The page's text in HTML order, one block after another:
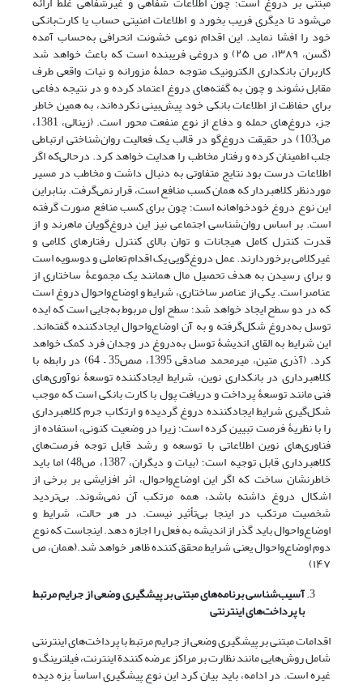
می‌شود تا دیگری فریب بخورد و اطلاعات امنیتی‌ حساب یا کارت‌بانکی
خود را افشا نماید. این اقدام نوعی خشونت انحرافی به‌حساب‌ آمده
(گسن، ١٣٨٩، ص ٢۵) و دروغی فریبنده است که باعث خواهد شد
کاربران بانکداری الکترونیک متوجه حملۀ مزورانه و نیات واقعی طرف
مقابل نشوند و چون به گفته‌های دروغ اعتماد کرده و در نتیجه دفاعی
برای حفاظت‌ از اطلاعات بانکی خود پیش‌بینی نکرده‌اند، به همین خاطر
جزء دروغ‌های حمله و دفاع از نوع منفعت محور است. (زینالی، 1381،
ص103) در حقیقت دروغ‌گو در قالب یک فعالیت روان‌شناختی‌ ارتباطی‌
جلب اطمینان کرده و رفتار مخاطب را هدایت خواهد کرد. درحالی‌که اگر
اطلاعات درست بود نتایج متفاوتی به دنبال داشت و مخاطب در مسیر
موردنظر کلاهبردار که همان کسب‌ منافع‌ است، قرار نمی‌گرفت. بنابراین
این نوع دروغ خودخواهانه است؛ چون برای کسب منافع صورت گرفته
است. بر اساس روان‌شناسی اجتماعی نیز این دروغ‌گویان ماهرند و از
قدرت‌ کنترل‌ کامل هیجانات و توان بالای کنترل رفتارهای کلامی و
غیرکلامی برخوردارند. عمل دروغ‌گویی یک اقدام تعاملی و دوسویه است
و برای رسیدن به هدف تحصیل مال همانند یک مجموعۀ ساختاری از‌
عناصر‌ است‌. یکی از عناصر ساختاری، شرایط‌ و اوضاع‌واحوال‌ دروغ است
که در دو سطح ایجاد خواهد شد؛ سطح اول مربوط به‌جایی است که ایده
توسل به‌دروغ شکل‌گرفته‌ و به‌ آن اوضاع‌واحوال ایجادکننده گفته‌اند.
این شرایط‌ به‌ القای اندیشۀ توسل به‌دروغ در وجدان فرد کمک خواهد
کرد. (آذری متین، میرمحمد صادقی 1395، صص35 – 64) در رابطه با
کلاهبرداری در بانکداری نوین، شرایط‌ ایجادکننده‌ توسعۀ‌ نوآوری‌های
فنی مانند توسعۀ پرداخت و دریافت پول با کارت‌ بانکی است که موجب
شکل‌گیری شرایط ایجادکننده دروغ گردیده و ارتکاب جرم کلاهبرداری
را با نظریۀ فرصت تبیین‌ کرده‌ است‌؛ زیرا در وضعیت کنونی، استفاده از
فناوری‌های نوین اطلاعاتی با‌ توسعه‌ و رشد قابل توجه فرصت‌های
کلاهبرداری قابل توجیه است؛ (بیات و دیگران، 1387، ص48) اما باید
خاطرنشان ساخت که اگر این‌ اوضاع‌واحوال‌، اثر افزایشی بر برخی از
اشکال دروغ داشته باشد، همه مرتکب آن‌ نمی‌شوند‌. بی‌تردید
شخصیت مرتکب در اینجا بی‌تأثیر نیست. در هر حالت، شرایط و
اوضاع‌واحوال‌ باید‌ گذر از اندیشه به فعل را اجازه دهد. اینجاست که نوع
دوم اوضاع‌واحوال‌ یعنی‌ شرایط محقق کننده ظاهر خواهد شد.(همان، ص
١۴٧)
آسیب‌شناسی برنامه‌های‌ مبتنی‌ بر‌ پیشگیری وضعی از جرایم مرتبط
با پرداخت‌های اینترنتی
اقدامات مبتنی بر‌ پیشگیری وضعی از جرایم مرتبط با پرداخت‌های اینترنتی
شامل روش‌هایی مانند نظارت‌ بر‌ مراکز عرضه کنندة اینترنت، فیلترینگ و
غیره است. در ادامه، باید بیان کرد این نوع پیشگیری اساساً بزه دیده